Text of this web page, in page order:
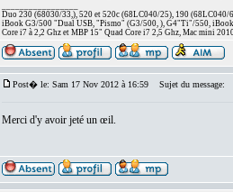
Duo 230 (68030/33,), 520 et 520c (68LC040/25), 190 (68LC040/
iBook G3/500 "Dual USB, "Pismo" (G3/500, ), G4"Ti"/550,
Core i7 à 2,2 Ghz et MBP 15" Quad Core i7 2,5 Ghz, Mac mini
Post� le: Sam 17 Nov 2012 à 16:59 Sujet du message:
Merci d'y avoir jeté un œil.